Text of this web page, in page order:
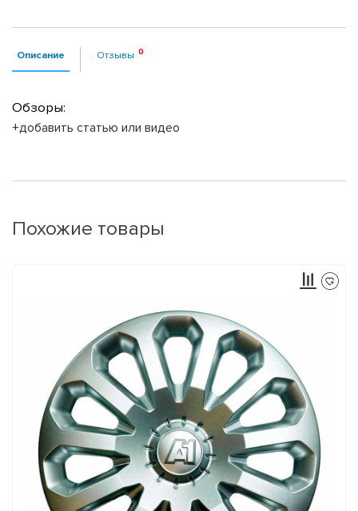
Описание Отзывы
Обзоры:
+добавить статью или видео
Похожие товары